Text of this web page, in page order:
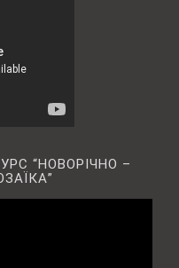
“НОВОРІЧНО –